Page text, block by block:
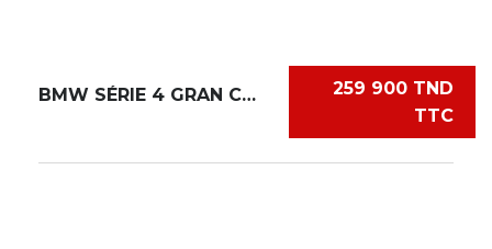
259 900 TND
TTC
BMW SÉRIE 4 GRAN COUPÉ